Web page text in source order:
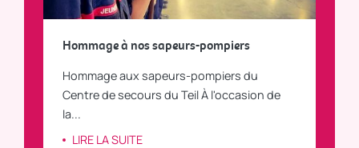
Hommage à nos sapeurs-pompiers
Hommage aux sapeurs-pompiers du
Centre de secours du Teil À l'occasion de
la...
LIRE LA SUITE